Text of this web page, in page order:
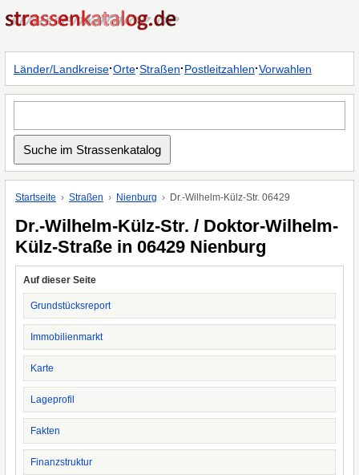
Länder/Landkreise·Orte·Straßen·Postleitzahlen·Vorwahlen
Startseite Straßen Nienburg Dr.-Wilhelm-Külz-Str. 06429
Dr.-Wilhelm-Külz-Str. / Doktor-Wilhelm-
Külz-Straße in 06429 Nienburg
Auf dieser Seite
Grundstücksreport
Immobilienmarkt
Karte
Lageprofil
Fakten
Finanzstruktur